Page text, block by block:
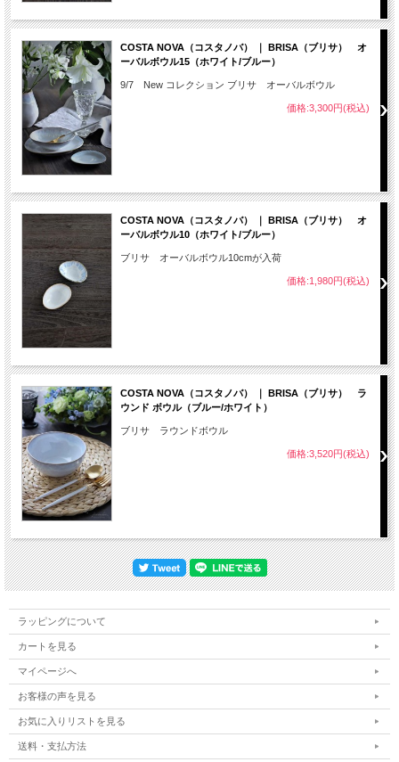
COSTA NOVA（コスタノバ） ｜ BRISA（ブリサ） オ
ーバルボウル15（ホワイト/ブルー）
9/7 New コレクション ブリサ オーバルボウル
価格:3,300円(税込)
COSTA NOVA（コスタノバ） ｜ BRISA（ブリサ） オ
ーバルボウル10（ホワイト/ブルー）
ブリサ オーバルボウル10cmが入荷
価格:1,980円(税込)
COSTA NOVA（コスタノバ） ｜ BRISA（ブリサ） ラ
ウンド ボウル（ブルー/ホワイト）
ブリサ ラウンドボウル
価格:3,520円(税込)
ラッピングについて
カートを見る
マイページへ
お客様の声を見る
お気に入りリストを見る
送料・支払方法